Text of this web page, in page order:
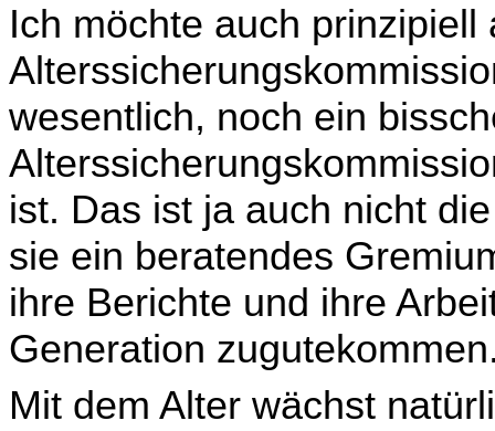
Ich möchte auch prinzipiell
wesentlich, noch ein
ist. Das ist ja auch nicht
sie ein beratendes
ihre Berichte und ihre
Generation
Mit dem Alter wächst